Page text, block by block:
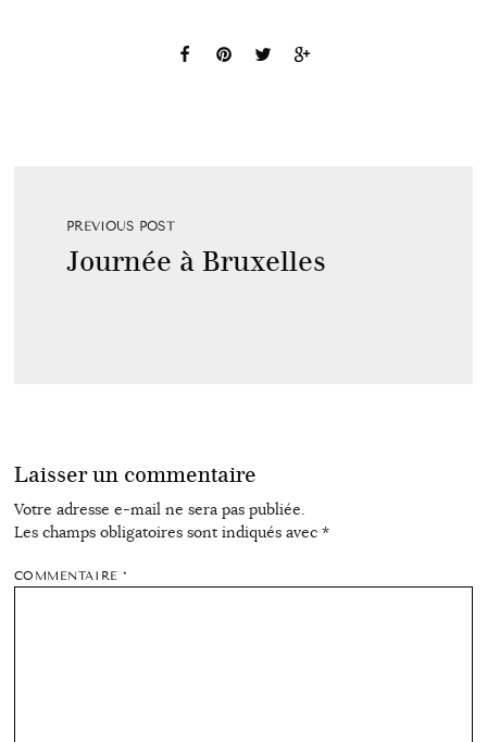
PREVIOUS POST
Journée à Bruxelles
Laisser un commentaire
Votre adresse e-mail ne sera pas publiée.
Les champs obligatoires sont indiqués avec *
COMMENTAIRE*